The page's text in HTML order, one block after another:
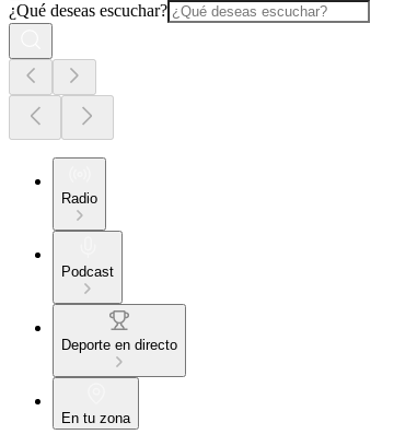
¿Qué deseas escuchar?
Radio
Podcast
Deporte en directo
En tu zona